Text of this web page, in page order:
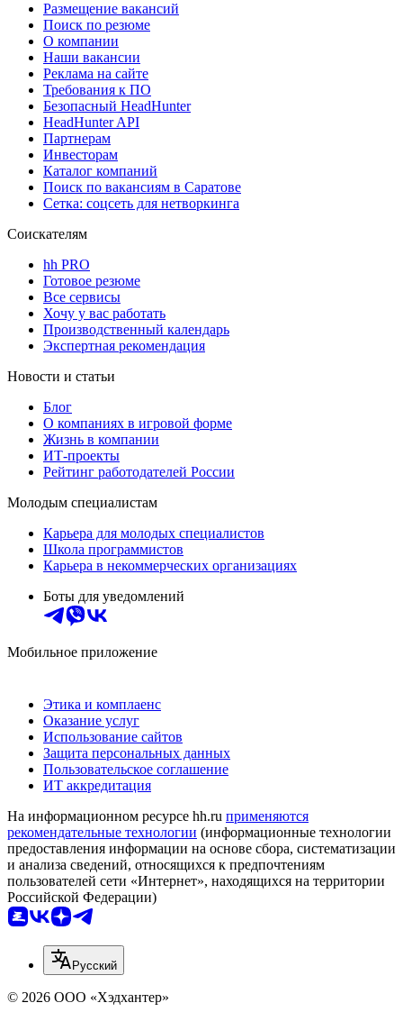
Размещение вакансий
Поиск по резюме
О компании
Наши вакансии
Реклама на сайте
Требования к ПО
Безопасный HeadHunter
HeadHunter API
Партнерам
Инвесторам
Каталог компаний
Поиск по вакансиям в Саратове
Сетка: соцсеть для нетворкинга
Соискателям
hh PRO
Готовое резюме
Все сервисы
Хочу у вас работать
Производственный календарь
Экспертная рекомендация
Новости и статьи
Блог
О компаниях в игровой форме
Жизнь в компании
ИТ-проекты
Рейтинг работодателей России
Молодым специалистам
Карьера для молодых специалистов
Школа программистов
Карьера в некоммерческих организациях
Боты для уведомлений
Мобильное приложение
Этика и комплаенс
Оказание услуг
Использование сайтов
Защита персональных данных
Пользовательское соглашение
ИТ аккредитация
На информационном ресурсе hh.ru применяются
рекомендательные технологии (информационные технологии
предоставления информации на основе сбора, систематизации
и анализа сведений, относящихся к предпочтениям
пользователей сети «Интернет», находящихся на территории
Российской Федерации)
Русский
© 2026 ООО «Хэдхантер»